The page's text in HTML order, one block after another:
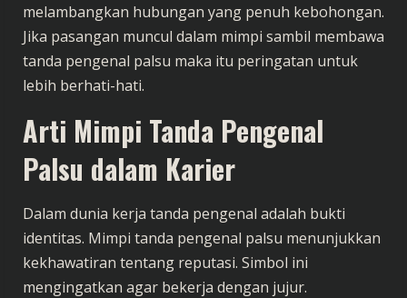
melambangkan hubungan yang penuh kebohongan.
Jika pasangan muncul dalam mimpi sambil membawa
tanda pengenal palsu maka itu peringatan untuk
lebih berhati-hati.
Arti Mimpi Tanda Pengenal
Palsu dalam Karier
Dalam dunia kerja tanda pengenal adalah bukti
identitas. Mimpi tanda pengenal palsu menunjukkan
kekhawatiran tentang reputasi. Simbol ini
mengingatkan agar bekerja dengan jujur.